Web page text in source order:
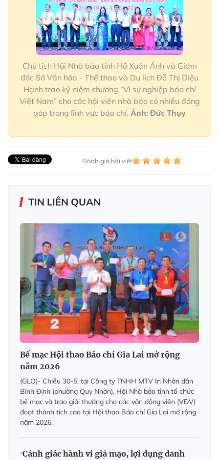
Chủ tịch Hội Nhà báo tỉnh Hồ Xuân Ánh và Giám
đốc Sở Văn hóa - Thể thao và Du lịch Đỗ Thị Diệu
Hạnh trao kỷ niệm chương “Vì sự nghiệp báo chí
Việt Nam” cho các hội viên nhà báo có nhiều đóng
góp trong lĩnh vực báo chí. Ảnh: Đức Thụy
Đánh giá bài viết
TIN LIÊN QUAN
Bế mạc Hội thao Báo chí Gia Lai mở rộng
năm 2026
(GLO)- Chiều 30-5, tại Công ty TNHH MTV In Nhân dân
Bình Định (phường Quy Nhơn), Hội Nhà báo tỉnh tổ chức
bế mạc và trao giải thưởng cho các vận động viên (VĐV)
đoạt thành tích cao tại Hội thao Báo chí Gia Lai mở rộng
năm 2026.
Cảnh giác hành vi giả mạo, lợi dụng danh